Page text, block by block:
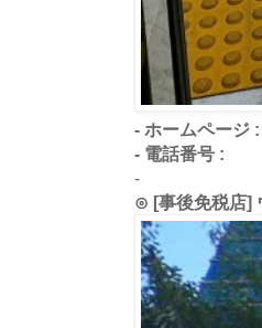
- ホームページ :
- 電話番号 :
-
⊙ [事後免税店]